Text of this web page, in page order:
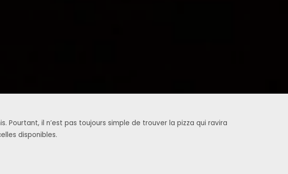
Pourtant, il n’est pas toujours simple de trouver la pizza qui ravira
disponibles.